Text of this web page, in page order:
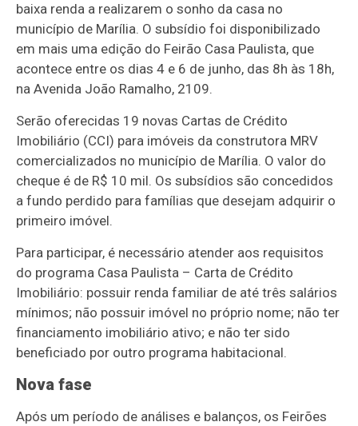
baixa renda a realizarem o sonho da casa no
município de Marília. O subsídio foi disponibilizado
em mais uma edição do Feirão Casa Paulista, que
acontece entre os dias 4 e 6 de junho, das 8h às 18h,
na Avenida João Ramalho, 2109.
Serão oferecidas 19 novas Cartas de Crédito
Imobiliário (CCI) para imóveis da construtora MRV
comercializados no município de Marília. O valor do
cheque é de R$ 10 mil. Os subsídios são concedidos
a fundo perdido para famílias que desejam adquirir o
primeiro imóvel.
Para participar, é necessário atender aos requisitos
do programa Casa Paulista – Carta de Crédito
Imobiliário: possuir renda familiar de até três salários
mínimos; não possuir imóvel no próprio nome; não ter
financiamento imobiliário ativo; e não ter sido
beneficiado por outro programa habitacional.
Nova fase
Após um período de análises e balanços, os Feirões